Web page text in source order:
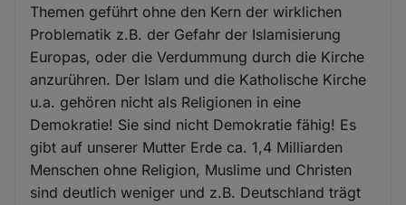
Themen geführt ohne den Kern der wirklichen
Problematik z.B. der Gefahr der Islamisierung
Europas, oder die Verdummung durch die Kirche
anzurühren. Der Islam und die Katholische Kirche
u.a. gehören nicht als Religionen in eine
Demokratie! Sie sind nicht Demokratie fähig! Es
gibt auf unserer Mutter Erde ca. 1,4 Milliarden
Menschen ohne Religion, Muslime und Christen
sind deutlich weniger und z.B. Deutschland trägt